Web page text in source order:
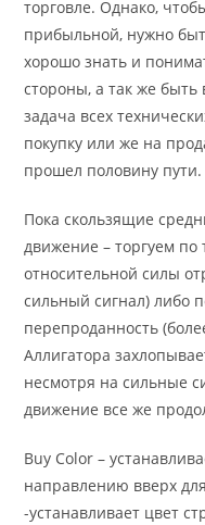
торговле. Однако,
прибыльной, нужно
хорошо знать и
стороны, а так же быть
задача всех
покупку или же на
прошел половину пути.
Пока скользящие
движение – торгуем по
относительной силы
сильный сигнал) либо
перепроданность
Аллигатора
несмотря на сильные
движение все же
Buy Color –
направлению вверх
-устанавливает цвет